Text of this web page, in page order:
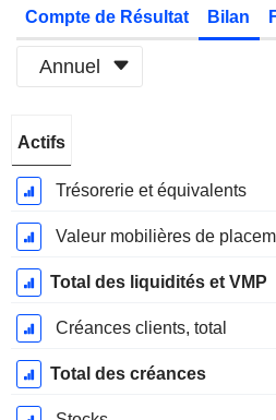
Compte de Résultat Bilan
Annuel
Fiscale:
Mars
Actifs
Trésorerie et équivalents
Total des liquidités et VMP
Créances clients, total
Total des créances